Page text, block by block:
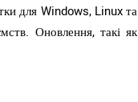
для Windows, Linux та
Оновлення, такі як